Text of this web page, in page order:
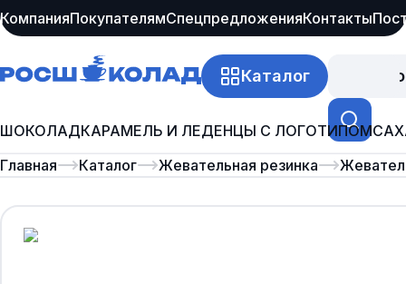
КомпанияПокупателямСпецпредложенияКонтакты
Каталог
ШОКОЛАДКАРАМЕЛЬ И ЛЕДЕНЦЫ С ЛОГОТИПОМ
Главная
Каталог Жевательная резинка